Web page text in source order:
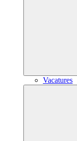
Vacatures